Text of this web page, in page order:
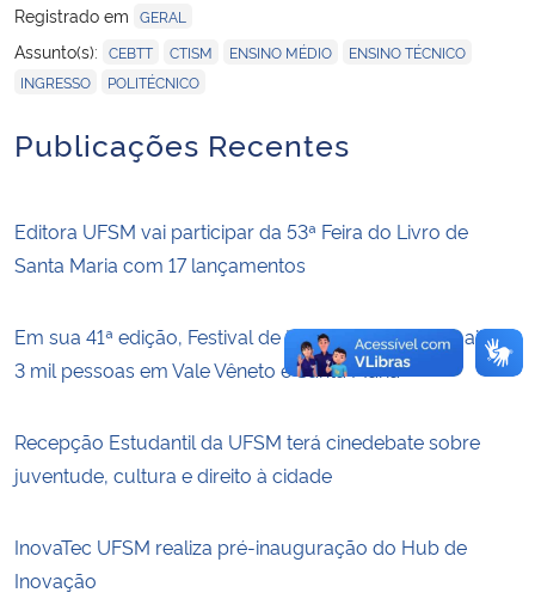
Registrado em GERAL
Assunto(s): CEBTT CTISM ENSINO MÉDIO ENSINO TÉCNICO
INGRESSO POLITÉCNICO
Publicações Recentes
Editora UFSM vai participar da 53ª Feira do Livro de
Santa Maria com 17 lançamentos
Em sua 41ª edição, Festival de Inverno impactou mais de
3 mil pessoas em Vale Vêneto e Santa Maria
Recepção Estudantil da UFSM terá cinedebate sobre
juventude, cultura e direito à cidade
InovaTec UFSM realiza pré-inauguração do Hub de
Inovação